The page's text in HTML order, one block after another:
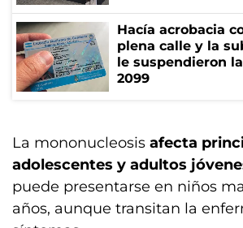
Hacía acrobacia
plena calle y la
le suspendieron
2099
La mononucleosis afecta
adolescentes y adultos
puede presentarse en niños
años, aunque transitan la